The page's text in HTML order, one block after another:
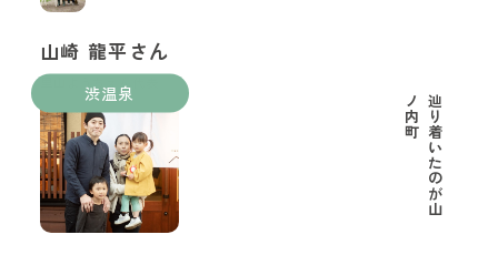
山崎 龍平さん
里山ようちえん代表
渋温泉
辿
り
着
い
た
の
が
山
ノ
内
町